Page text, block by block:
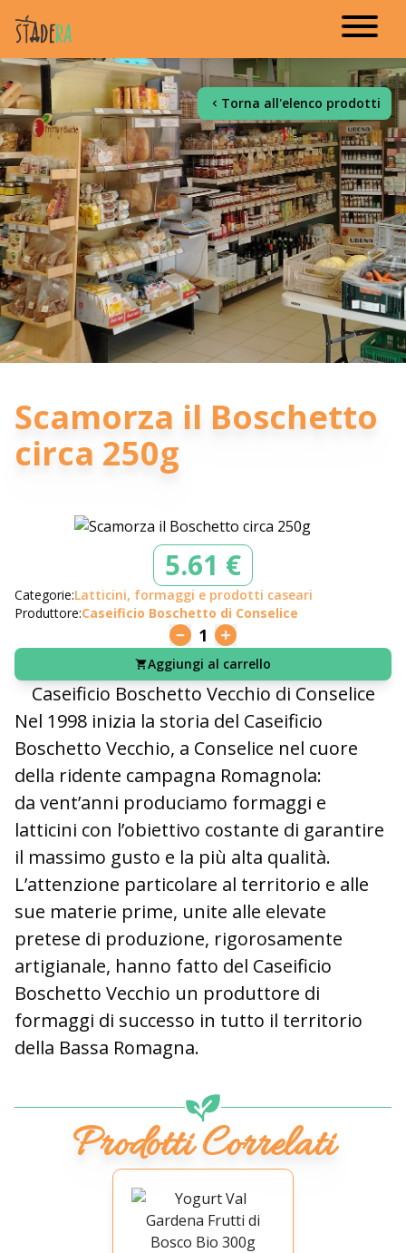
Torna all'elenco prodotti
Scamorza il Boschetto
circa 250g
5.61 €
Categorie:Latticini, formaggi e prodotti caseari
Produttore:Caseificio Boschetto di Conselice
1
Aggiungi al carrello
Caseificio Boschetto Vecchio di Conselice
Nel 1998 inizia la storia del Caseificio
Boschetto Vecchio, a Conselice nel cuore
della ridente campagna Romagnola:
da vent’anni produciamo formaggi e
latticini con l’obiettivo costante di garantire
il massimo gusto e la più alta qualità.
L’attenzione particolare al territorio e alle
sue materie prime, unite alle elevate
pretese di produzione, rigorosamente
artigianale, hanno fatto del Caseificio
Boschetto Vecchio un produttore di
formaggi di successo in tutto il territorio
della Bassa Romagna.
Prodotti Correlati